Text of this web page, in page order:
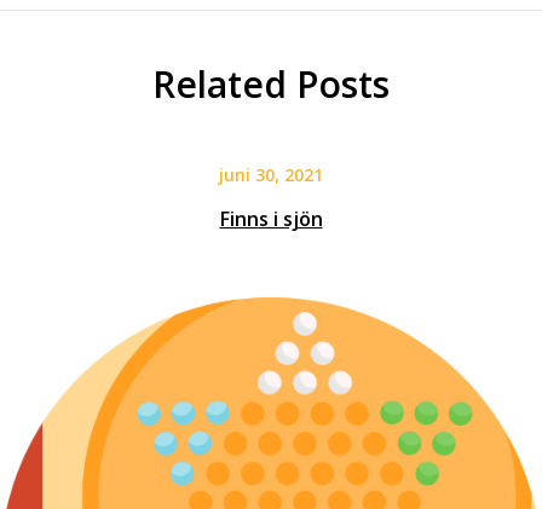
Related Posts
juni 30, 2021
Finns i sjön